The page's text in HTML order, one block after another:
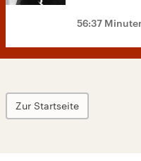
56:37
Zur Startseite